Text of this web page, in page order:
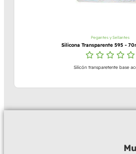
Pegantes y Sellantes
Silicona Transparente 595 -
Silicón transparetente base